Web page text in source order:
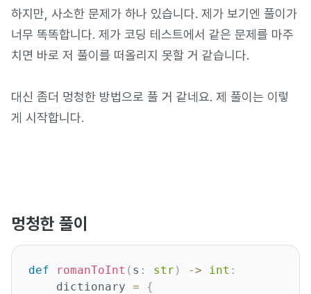
하지만, 사소한 문제가 하나 있습니다. 제가 보기엔 풀이가
너무 똑똑합니다. 제가 코딩 테스트에서 같은 문제를 마주
치면 바로 저 풀이를 떠올리지 못할 거 같습니다.
대신 좀더 멍청한 방법으로 풀 거 같네요. 제 풀이는 이렇
게 시작합니다.
멍청한 풀이
def romanToInt ( s : str ) -> int :
    dictionary
=
{